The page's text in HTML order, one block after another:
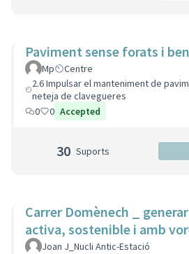
Paviment sense forats i
Mp
Centre
2.6 Impulsar el manteniment de
neteja de clavegueres
0
0 Accepted
30 Suports
Carrer Domènech _
activa, sostenible i amb
Joan J_Nucli Antic-Estació